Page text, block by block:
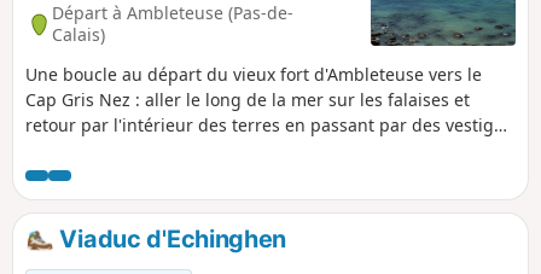
Départ à Ambleteuse (Pas-de-
Calais)
Une boucle au départ du vieux fort d'Ambleteuse vers le
Cap Gris Nez : aller le long de la mer sur les falaises et
retour par l'intérieur des terres en passant par des vestiges
Viaduc d'Echinghen